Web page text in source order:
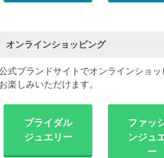
オンラインショッピング
式ブランドサイトでオンラインショッ
お楽しみいただけます。
ブライダル
ジュエリー
ファッ
ンジュ
ー